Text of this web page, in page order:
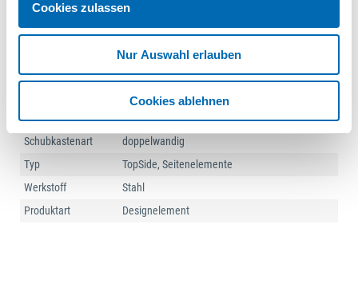
Cookies zulassen
Nur Auswahl erlauben
Cookies ablehnen
Anschlagseite
links/rechts
Schubkastenart
doppelwandig
Typ
TopSide, Seitenelemente
Werkstoff
Stahl
Produktart
Designelement